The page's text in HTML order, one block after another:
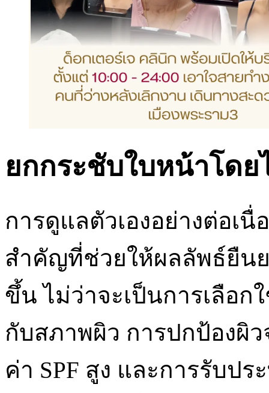
ยกกระชับใบหน้าโด
การดูแลตัวเองอย่างต่อเ
สำคัญที่ช่วยให้ผลลัพธ์ยืน
ขึ้น ไม่ว่าจะเป็นการเลือ
กับสภาพผิว การปกป้องผิ
ค่า SPF สูง และการรับป